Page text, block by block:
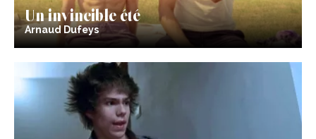
Un invincible été
Arnaud Dufeys